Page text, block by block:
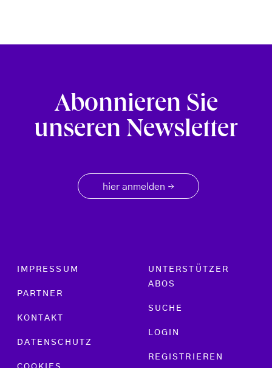
Abonnieren Sie
unseren Newsletter
hier anmelden →
Footer menu
IMPRESSUM
PARTNER
KONTAKT
DATENSCHUTZ
UNTERSTÜTZER
ABOS
SUCHE
LOGIN
REGISTRIEREN